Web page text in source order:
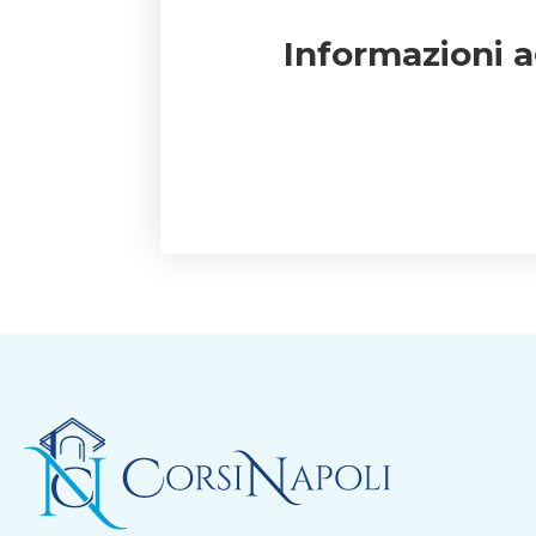
Informazioni